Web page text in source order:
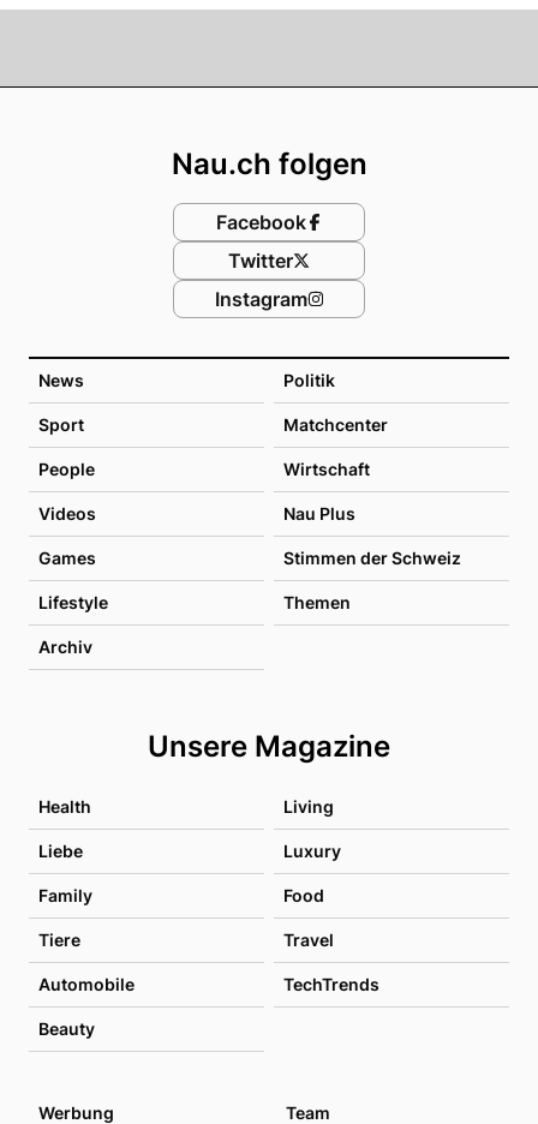
News Politik
Sport Matchcenter
People Wirtschaft
Videos Nau Plus
Games Stimmen der Schweiz
Lifestyle Themen
Archiv
Unsere Magazine
Health Living
Liebe Luxury
Family Food
Tiere Travel
Automobile TechTrends
Beauty
Nau.ch folgen
Facebook
Twitter
Instagram
Werbung Team